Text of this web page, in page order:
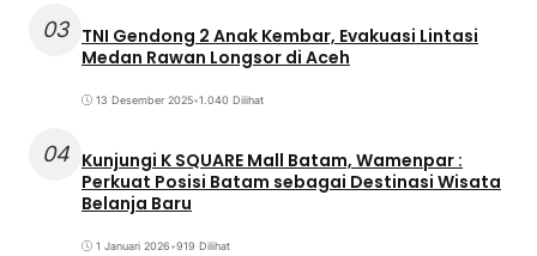
03 TNI Gendong 2 Anak Kembar, Evakuasi Lintasi
Medan Rawan Longsor di Aceh
13 Desember 2025•1.040 Dilihat
04 Kunjungi K SQUARE Mall Batam, Wamenpar :
Perkuat Posisi Batam sebagai Destinasi Wisata
Belanja Baru
1 Januari 2026•919 Dilihat